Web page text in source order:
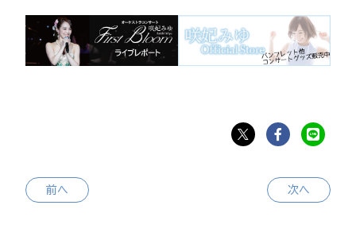
前へ 次へ